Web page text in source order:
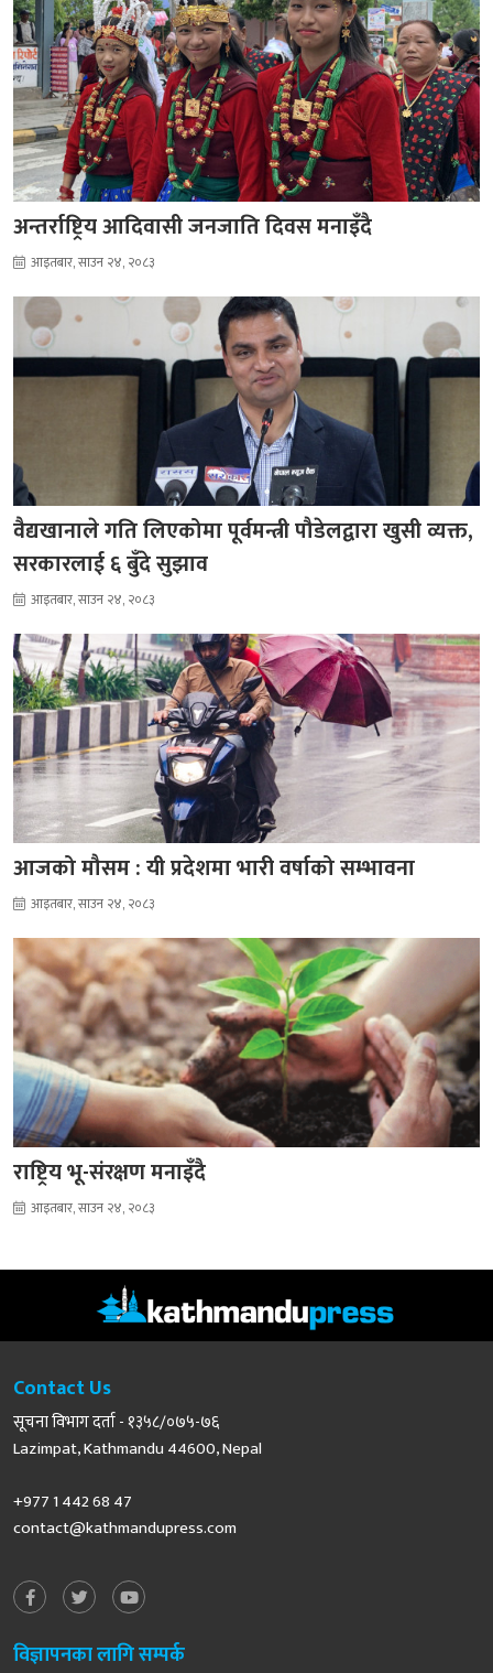
अन्तर्राष्ट्रिय आदिवासी जनजाति दिवस मनाइँदै
आइतबार, साउन २४, २०८३
वैद्यखानाले गति लिएकोमा पूर्वमन्त्री पौडेलद्वारा खुसी व्यक्त,
सरकारलाई ६ बुँदे सुझाव
आइतबार, साउन २४, २०८३
आजको मौसम : यी प्रदेशमा भारी वर्षाको सम्भावना
आइतबार, साउन २४, २०८३
राष्ट्रिय भू-संरक्षण मनाइँदै
आइतबार, साउन २४, २०८३
Contact Us
सूचना विभाग दर्ता - १३५८/०७५-७६
Lazimpat, Kathmandu 44600, Nepal
+977 1 442 68 47
contact@kathmandupress.com
विज्ञापनका लागि सम्पर्क